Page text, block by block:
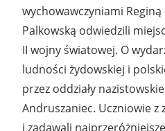
wychowawczyniami Reginą
Palkowską odwiedzili
II wojny światowej. O
ludności żydowskiej i
przez oddziały
Andruszaniec. Uczniowie z
i zadawali